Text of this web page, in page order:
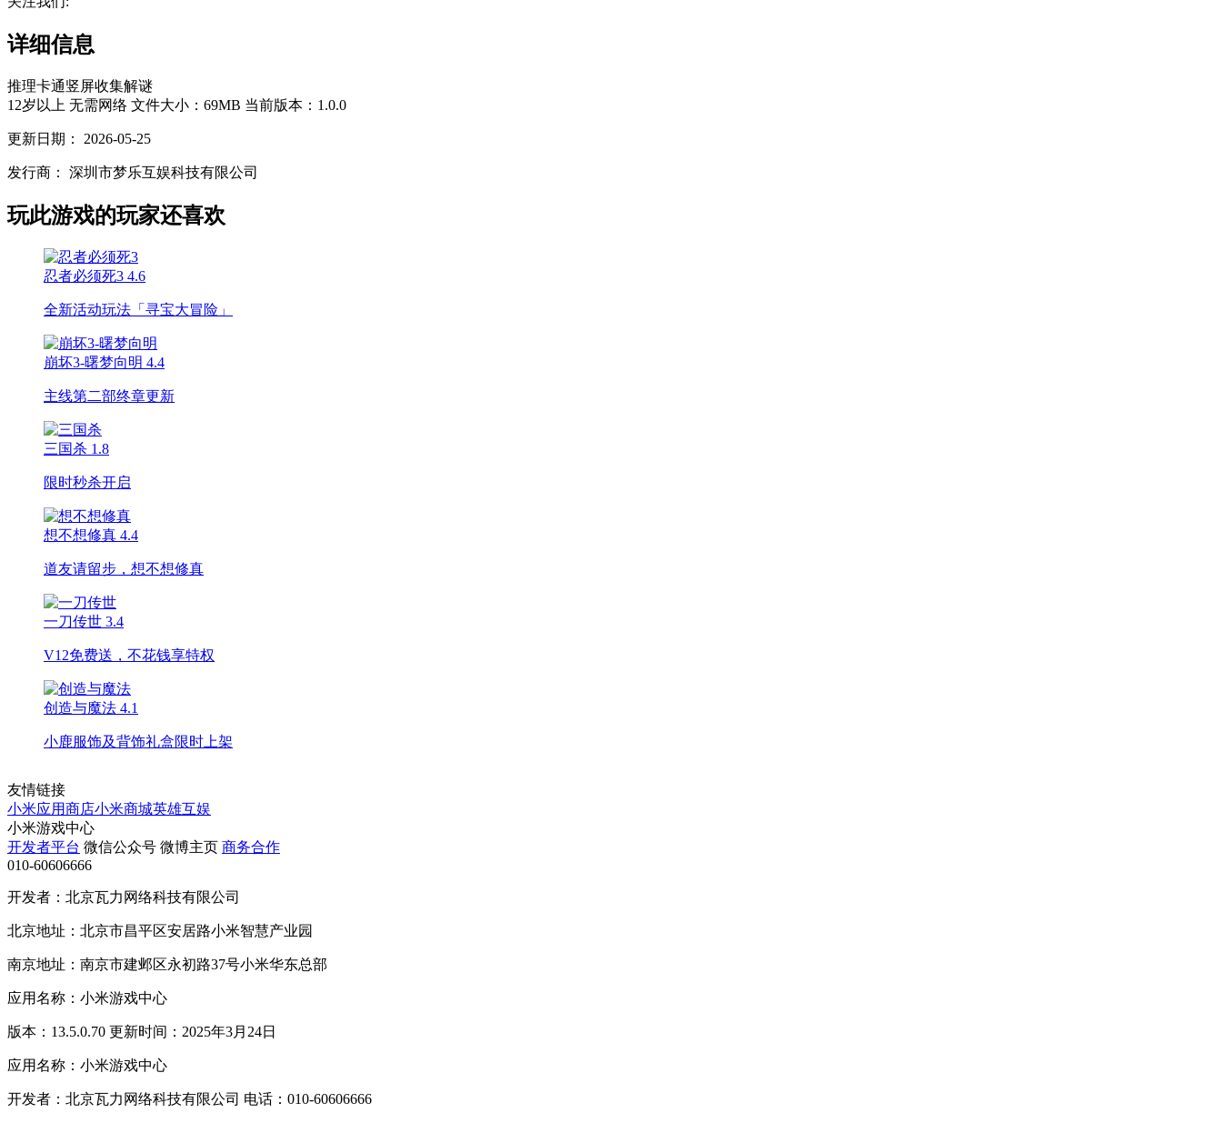
详细信息
推理卡通竖屏收集解谜
12岁以上 无需网络 文件大小：69MB 当前版本：1.0.0
更新日期： 2026-05-25
发行商： 深圳市梦乐互娱科技有限公司
玩此游戏的玩家还喜欢
忍者必须死3 4.6
全新活动玩法「寻宝大冒险」
崩坏3-曙梦向明 4.4
主线第二部终章更新
三国杀 1.8
限时秒杀开启
想不想修真 4.4
道友请留步，想不想修真
一刀传世 3.4
V12免费送，不花钱享特权
创造与魔法 4.1
小鹿服饰及背饰礼盒限时上架
友情链接
小米应用商店小米商城英雄互娱
小米游戏中心
开发者平台 微信公众号 微博主页 商务合作
010-60606666
开发者：北京瓦力网络科技有限公司
北京地址：北京市昌平区安居路小米智慧产业园
南京地址：南京市建邺区永初路37号小米华东总部
应用名称：小米游戏中心
版本：13.5.0.70 更新时间：2025年3月24日
应用名称：小米游戏中心
开发者：北京瓦力网络科技有限公司 电话：010-60606666